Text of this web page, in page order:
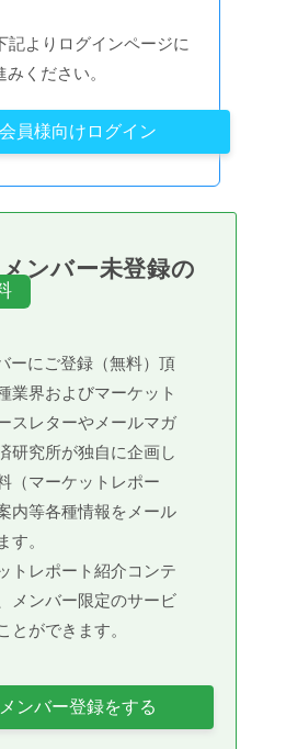
記よりログインページに
みください。
員様向けログイン
ンバー未登録の
ーにご登録（無料）頂
業界およびマーケット
スレターやメールマガ
研究所が独自に企画し
（マーケットレポー
内等各種情報をメール
す。
トレポート紹介コンテ
メンバー限定のサービ
とができます。
ンバー登録をする